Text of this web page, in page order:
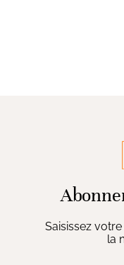
Saisissez
la